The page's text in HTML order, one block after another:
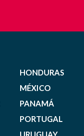
HONDURAS
MÉXICO
PANAMÁ
PORTUGAL